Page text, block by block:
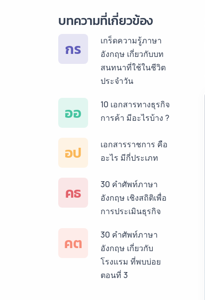
บทความที่เกี่ยวข้อง
กร
เกร็ดความรู้ภาษา
อังกฤษ เกี่ยวกับบท
สนทนาที่ใช้ในชีวิต
ประจำวัน
ออ
10 เอกสารทางธุรกิจ
การค้า มีอะไรบ้าง ?
อป
เอกสารราชการ คือ
อะไร มีกี่ประเภท
คธ
30 คำศัพท์ภาษา
อังกฤษ เชิงสถิติเพื่อ
การประเมินธุรกิจ
คต
30 คำศัพท์ภาษา
อังกฤษ เกี่ยวกับ
โรงแรม ที่พบบ่อย
ตอนที่ 3